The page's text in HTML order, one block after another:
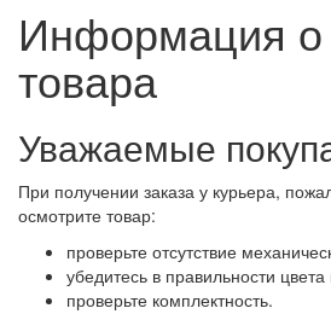
Информация о
товара
Уважаемые
При получении заказа у курьера,
осмотрите товар:
проверьте отсутствие
убедитесь в правильности
проверьте комплектность.